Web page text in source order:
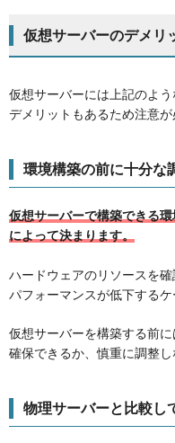
仮想サーバーのデメリ
仮想サーバーには上記のよ
デメリットもあるため注意が
環境構築の前に十分な
仮想サーバーで構築できる
によって決まります。
ハードウェアのリソースを
パフォーマンスが低下するケ
仮想サーバーを構築する前
確保できるか、慎重に調整し
物理サーバーと比較し